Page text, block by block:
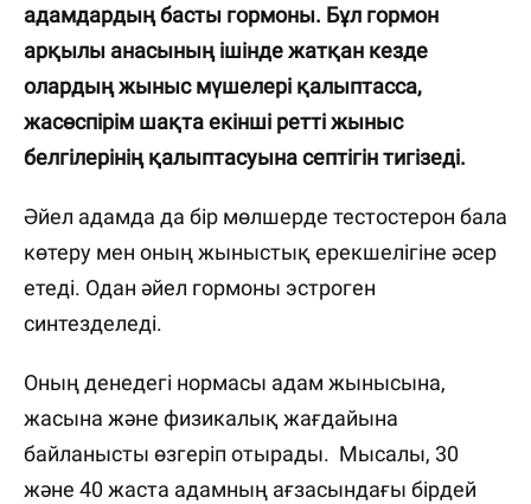
адамдардың басты гормоны. Бұл гормон
арқылы анасының ішінде жатқан кезде
олардың жыныс мүшелері қалыптасса,
жасөспірім шақта екінші ретті жыныс
белгілерінің қалыптасуына септігін тигізеді.
Әйел адамда да бір мөлшерде тестостерон бала
көтеру мен оның жыныстық ерекшелігіне әсер
етеді. Одан әйел гормоны эстроген
синтезделеді.
Оның денедегі нормасы адам жынысына,
жасына және физикалық жағдайына
байланысты өзгеріп отырады. Мысалы, 30
және 40 жаста адамның ағзасындағы бірдей